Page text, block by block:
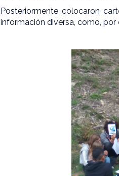
Posteriormente colocaron
información diversa, como,